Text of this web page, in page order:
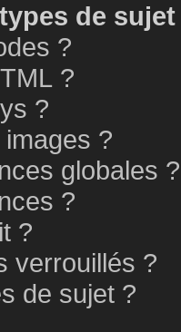
de sujet
?
?
?
?
globales ?
?
?
verrouillés ?
de sujet ?